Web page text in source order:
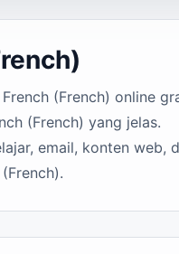
(French) online
(French) yang jelas.
email, konten web,